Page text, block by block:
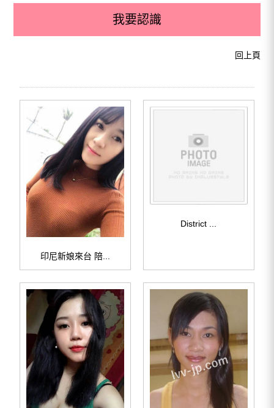
我要認識
回上頁
印尼新娘來台 陪...
District ...